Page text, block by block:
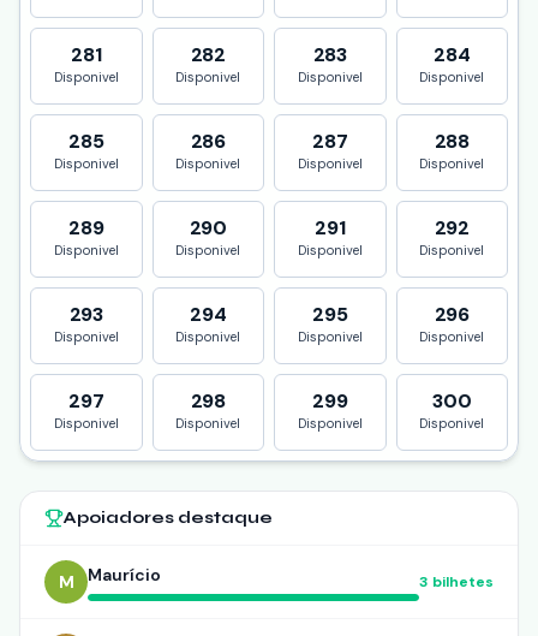
281
Disponivel
282
Disponivel
283
Disponivel
284
Disponivel
285
Disponivel
286
Disponivel
287
Disponivel
288
Disponivel
289
Disponivel
290
Disponivel
291
Disponivel
292
Disponivel
293
Disponivel
294
Disponivel
295
Disponivel
296
Disponivel
297
Disponivel
298
Disponivel
299
Disponivel
300
Disponivel
Apoiadores destaque
M Maurício 3 bilhetes